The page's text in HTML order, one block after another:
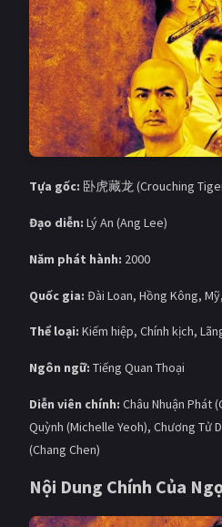
Giật gân
Bí ẩn
Viễn Tây
GameShow
QUỐC GIA
Âu - Mỹ
Hàn Quốc
Ấn Độ
Tổng hợp
PHIM MỚI
PHIM BỘ
PHIM LẺ
Tựa gốc: 卧虎藏龙 (Crouching
Đạo diễn: Lý An (Ang Lee)
Năm phát hành: 2000
Quốc gia: Đài Loan, Hồng Kông,
Thể loại: Kiếm hiệp, Chính kịch,
Ngôn ngữ: Tiếng Quan Thoại
Diễn viên chính: Châu Nhuận Phát
Quỳnh (Michelle Yeoh), Chương Tử
(Chang Chen)
Nội Dung Chính Của